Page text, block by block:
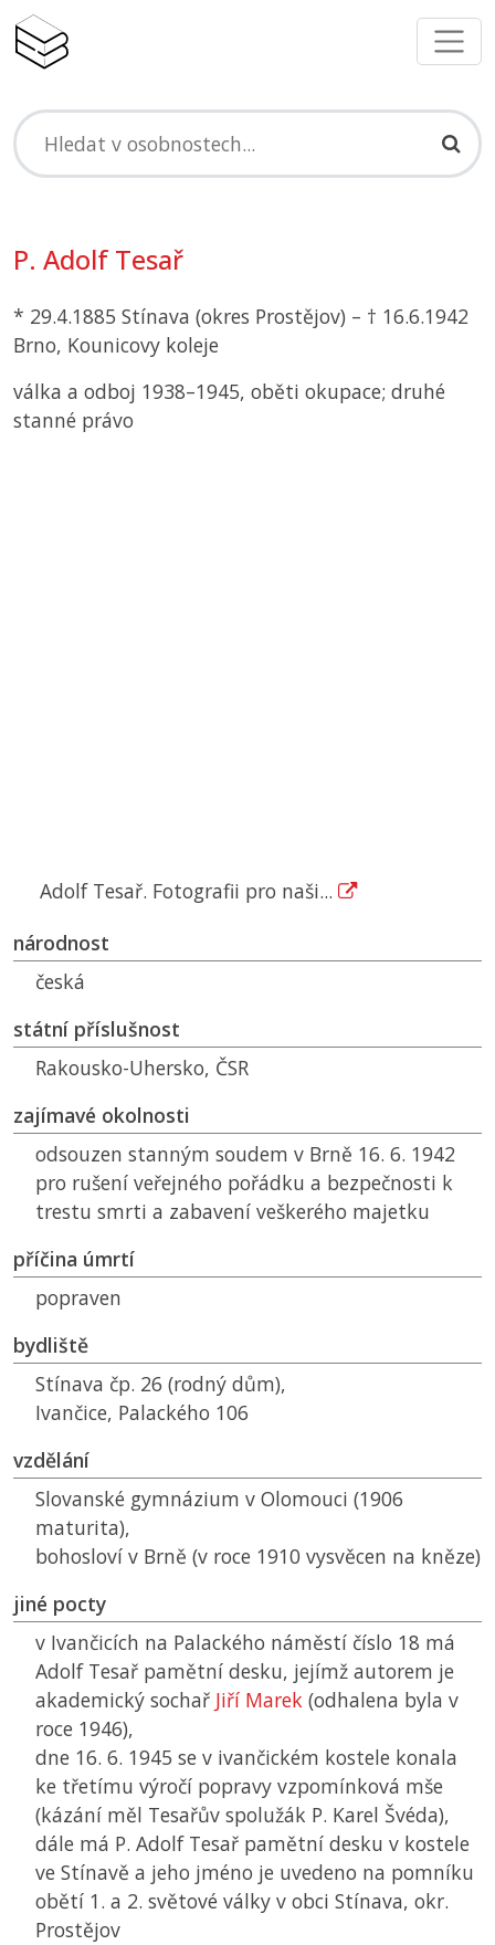
P. Adolf Tesař
* 29.4.1885 Stínava (okres Prostějov) – † 16.6.1942
Brno, Kounicovy koleje
válka a odboj 1938–1945, oběti okupace; druhé
stanné právo
Adolf Tesař. Fotografii pro naši...
národnost
česká
státní příslušnost
Rakousko-Uhersko, ČSR
zajímavé okolnosti
odsouzen stanným soudem v Brně 16. 6. 1942
pro rušení veřejného pořádku a bezpečnosti k
trestu smrti a zabavení veškerého majetku
příčina úmrtí
popraven
bydliště
Stínava čp. 26 (rodný dům),
Ivančice, Palackého 106
vzdělání
Slovanské gymnázium v Olomouci (1906
maturita),
bohosloví v Brně (v roce 1910 vysvěcen na kněze)
jiné pocty
v Ivančicích na Palackého náměstí číslo 18 má
Adolf Tesař pamětní desku, jejímž autorem je
akademický sochař Jiří Marek (odhalena byla v
roce 1946),
dne 16. 6. 1945 se v ivančickém kostele konala
ke třetímu výročí popravy vzpomínková mše
(kázání měl Tesařův spolužák P. Karel Švéda),
dále má P. Adolf Tesař pamětní desku v kostele
ve Stínavě a jeho jméno je uvedeno na pomníku
obětí 1. a 2. světové války v obci Stínava, okr.
Prostějov